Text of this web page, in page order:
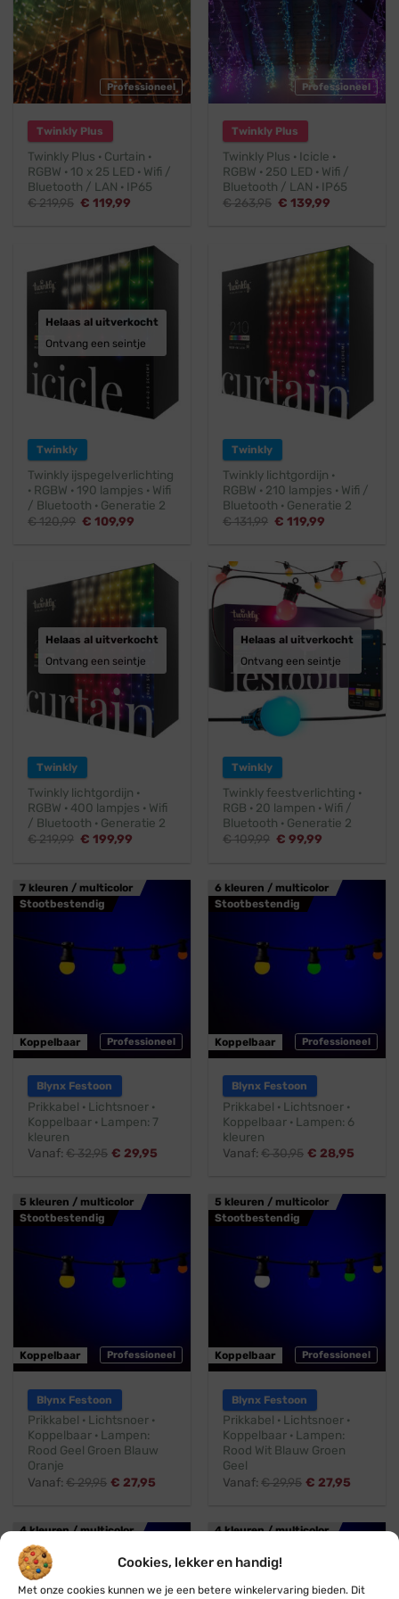
Cookies, lekker en handig!
Met onze cookies kunnen we je een betere winkelervaring bieden. Dit
Professioneel
Twinkly Plus
Twinkly Plus · Curtain ·
RGBW · 10 x 25 LED · Wifi /
Bluetooth / LAN · IP65
€219,95 Oorspronkelijke
€ 119,99
Professioneel
Twinkly Plus
Twinkly Plus · Icicle ·
RGBW · 250 LED · Wifi /
Bluetooth / LAN · IP65
€263,95 Oorspronkelijke
€ 139,99
Helaas al uitverkocht
Ontvang een seintje
Twinkly
Twinkly ijspegelverlichting
· RGBW · 190 lampjes · Wifi
/ Bluetooth · Generatie 2
€120,99 Oorspronkelijke
€ 109,99
Twinkly
Twinkly lichtgordijn ·
RGBW · 210 lampjes · Wifi /
Bluetooth · Generatie 2
€131,99 Oorspronkelijke
€ 119,99
Helaas al uitverkocht
Ontvang een seintje
Twinkly
Twinkly lichtgordijn ·
RGBW · 400 lampjes · Wifi
/ Bluetooth · Generatie 2
€219,99 Oorspronkelijke
€ 199,99
Helaas al uitverkocht
Ontvang een seintje
Twinkly
Twinkly feestverlichting ·
RGB · 20 lampen · Wifi /
Bluetooth · Generatie 2
€109,99 Oorspronkelijke
€ 99,99
7 kleuren / multicolor
Stootbestendig
Professioneel
Koppelbaar
Blynx Festoon
Prikkabel · Lichtsnoer ·
Koppelbaar · Lampen: 7
kleuren
Vanaf:€32,95 € 29,95
6 kleuren / multicolor
Stootbestendig
Professioneel
Koppelbaar
Blynx Festoon
Prikkabel · Lichtsnoer ·
Koppelbaar · Lampen: 6
kleuren
Vanaf:€30,95 € 28,95
5 kleuren / multicolor
Stootbestendig
Professioneel
Koppelbaar
Blynx Festoon
Prikkabel · Lichtsnoer ·
Koppelbaar · Lampen:
Rood Geel Groen Blauw
Oranje
Vanaf:€29,95 € 27,95
5 kleuren / multicolor
Stootbestendig
Professioneel
Koppelbaar
Blynx Festoon
Prikkabel · Lichtsnoer ·
Koppelbaar · Lampen:
Rood Wit Blauw Groen
Geel
Vanaf:€29,95 € 27,95
4 kleuren / multicolor
Stootbestendig
4 kleuren / multicolor